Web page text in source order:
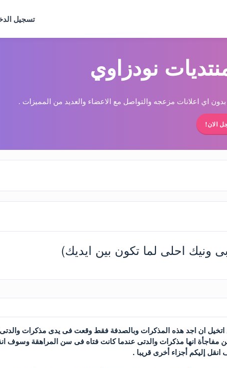
تسجيل
نودزاوي
اي اعلانات مزعجه والتواصل مع الاعضاء والعديد من المميزات .
الان!
احلى لما تكون بين ايديك)
اتخيل ان اجد هذه المذكرات وبالصدفة فقط وقعت فى يدى مذكرات والدتى
مفاجأة انها مذكرات والدتى عندما كانت فتاه فى سن المراهقة وسوف
إليكم أجزاء أخرى قريبا .